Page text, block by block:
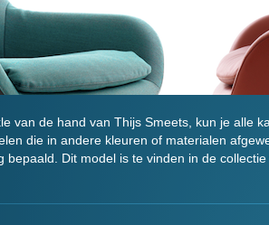
van de hand van Thijs Smeets, kun je alle
die in andere kleuren of materialen
bepaald. Dit model is te vinden in de